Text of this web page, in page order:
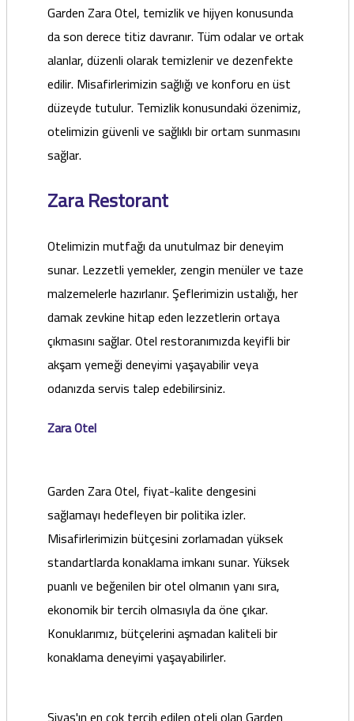
Garden Zara Otel, temizlik ve hijyen konusunda
da son derece titiz davranır. Tüm odalar ve ortak
alanlar, düzenli olarak temizlenir ve dezenfekte
edilir. Misafirlerimizin sağlığı ve konforu en üst
düzeyde tutulur. Temizlik konusundaki özenimiz,
otelimizin güvenli ve sağlıklı bir ortam sunmasını
sağlar.
Zara Restorant
Otelimizin mutfağı da unutulmaz bir deneyim
sunar. Lezzetli yemekler, zengin menüler ve taze
malzemelerle hazırlanır. Şeflerimizin ustalığı, her
damak zevkine hitap eden lezzetlerin ortaya
çıkmasını sağlar. Otel restoranımızda keyifli bir
akşam yemeği deneyimi yaşayabilir veya
odanızda servis talep edebilirsiniz.
Zara Otel
Garden Zara Otel, fiyat-kalite dengesini
sağlamayı hedefleyen bir politika izler.
Misafirlerimizin bütçesini zorlamadan yüksek
standartlarda konaklama imkanı sunar. Yüksek
puanlı ve beğenilen bir otel olmanın yanı sıra,
ekonomik bir tercih olmasıyla da öne çıkar.
Konuklarımız, bütçelerini aşmadan kaliteli bir
konaklama deneyimi yaşayabilirler.